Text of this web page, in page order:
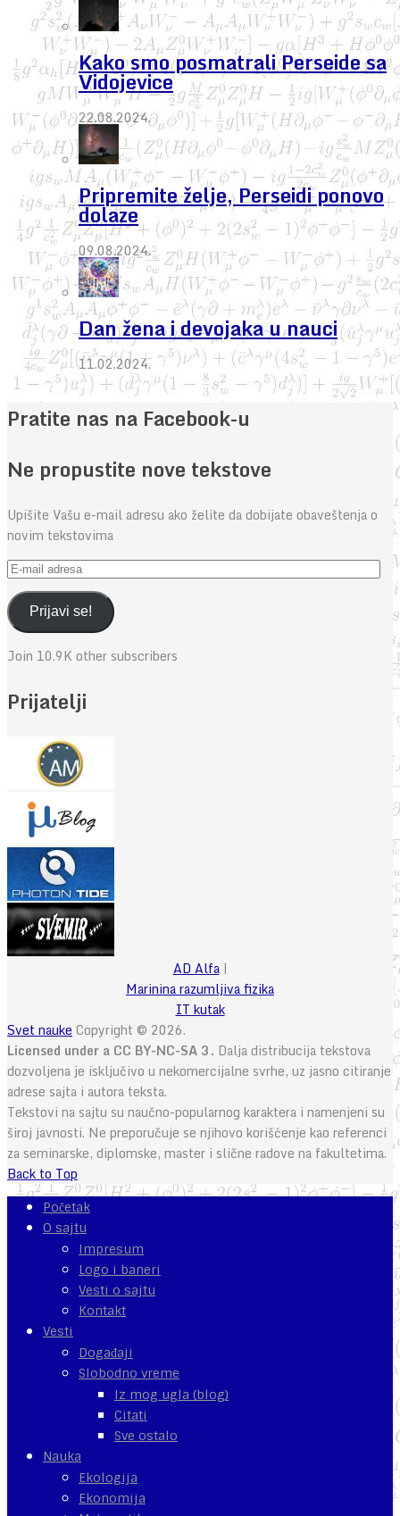
Kako smo posmatrali Perseide sa
Vidojevice
22.08.2024.
Pripremite želje, Perseidi ponovo
dolaze
09.08.2024.
Dan žena i devojaka u nauci
11.02.2024.
Pratite nas na Facebook-u
Ne propustite nove tekstove
Upišite Vašu e-mail adresu ako želite da dobijate obaveštenja o
novim tekstovima
E-
mail
adresaPrijavi se!
Join 10.9K other subscribers
Prijatelji
AD Alfa|
Marinina razumljiva fizika
IT kutak
Svet nauke Copyright © 2026.
Licensed under a CC BY-NC-SA 3. Dalja distribucija tekstova
dozvoljena je isključivo u nekomercijalne svrhe, uz jasno citiranje
adrese sajta i autora teksta.
Tekstovi na sajtu su naučno-popularnog karaktera i namenjeni su
široj javnosti. Ne preporučuje se njihovo korišćenje kao referenci
za seminarske, diplomske, master i slične radove na fakultetima.
Back to Top
Početak
O sajtu
Impresum
Logo i baneri
Vesti o sajtu
Kontakt
Vesti
Događaji
Slobodno vreme
Iz mog ugla (blog)
Citati
Sve ostalo
Nauka
Ekologija
Ekonomija